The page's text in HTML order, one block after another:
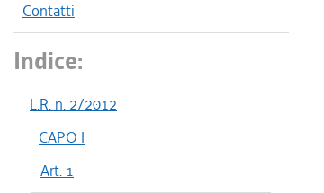
Contatti
Indice:
L.R. n. 2/2012
CAPO I
Art. 1